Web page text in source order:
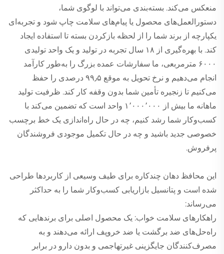
منعکس می‌کند. بسته‌بندی می‌تواند با لوگوی شما،
دستورالعمل‌های محصول یا پیام‌های سلامت چاپ شود و تجربه‌ای
یکپارچه از برند شما را از لحظه بازکردن بسته تا استفاده ایجاد
کند. با بهره‌گیری از ۱۸ سال تجربه در تولید و یک واحد تولیدی
۶۰۰۰ مترمربعی، ما سفارشات عمده بزرگ را به‌طور کارآمد
انجام می‌دهیم و نرخ تحویل به موقع ۹۹٫۵ درصدی را حفظ
می‌کنیم تا زنجیره تأمین شما بدون وقفه کار کند. ظرفیت تولید
ماهانه ما بیش از ۱٬۰۰۰٬۰۰۰ واحد است که تضمین می‌کند با
کسب‌وکار شما رشد کنیم، چه در حال راه‌اندازی یک خط برچسب
خصوصی جدید باشید و چه در حال تکمیل موجودی فروشندگان
پرفروش.
این محافظ دهان چندکاره برای طیف وسیعی از کاربردها طراحی
شده است و پتانسیل بازاریابی کسب‌وکار شما را به حداکثر
می‌رساند:
راهکارهای سلامت خواب: یک محصول اصلی برای برندهایی که
راه‌حل‌های ضد برگشت یا ضد خروپف ارائه می‌دهند و به
مصرف‌کنندگان جایگزینی غیرتهاجمی و بدون دارو در برابر